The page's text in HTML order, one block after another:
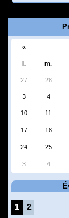
«
l. m.
27 28
3 4
10 11
17 18
24 25
3 4
1 2